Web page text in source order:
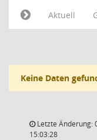
Aktuell
Keine Daten
Letzte Änderung:
15:03:28